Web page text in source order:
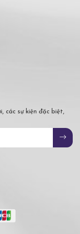
các sự kiện đặc biệt,